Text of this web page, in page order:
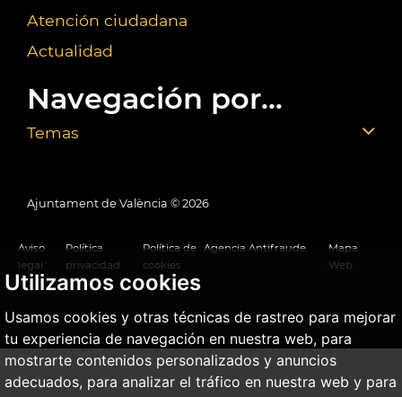
Utilizamos cookies
Usamos cookies y otras técnicas de rastreo para mejorar
tu experiencia de navegación en nuestra web, para
mostrarte contenidos personalizados y anuncios
adecuados, para analizar el tráfico en nuestra web y para
Atención ciudadana
Actualidad
Navegación por...
Temas
Ajuntament de València © 2026
Aviso
legal
Política
privacidad
Política de
cookies
Agencia Antifraude
Mapa
Web